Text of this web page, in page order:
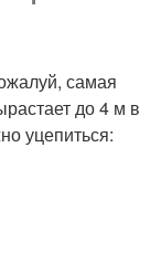
самая
до 4 м в
уцепиться: